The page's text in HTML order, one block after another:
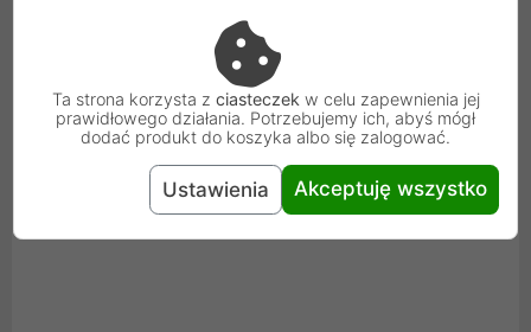
Ta strona korzysta z ciasteczekw celu zapewnienia jej
prawidłowego działania. Potrzebujemy ich, abyś mógł
dodać produkt do koszyka albo się zalogować.
Ustawienia Akceptuję wszystko